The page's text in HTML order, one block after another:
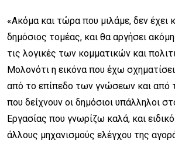
«Ακόμα και τώρα που μιλάμε, δεν έχει
δημόσιος τομέας, και θα αργήσει
τις λογικές των κομματικών και
Μολονότι η εικόνα που έχω σχηματίσει
από το επίπεδο των γνώσεων και από
που δείχνουν οι δημόσιοι υπάλληλοι
Εργασίας που γνωρίζω καλά, και
άλλους μηχανισμούς ελέγχου της